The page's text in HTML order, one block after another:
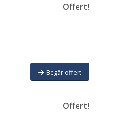
Offert!
Begär offert
Offert!